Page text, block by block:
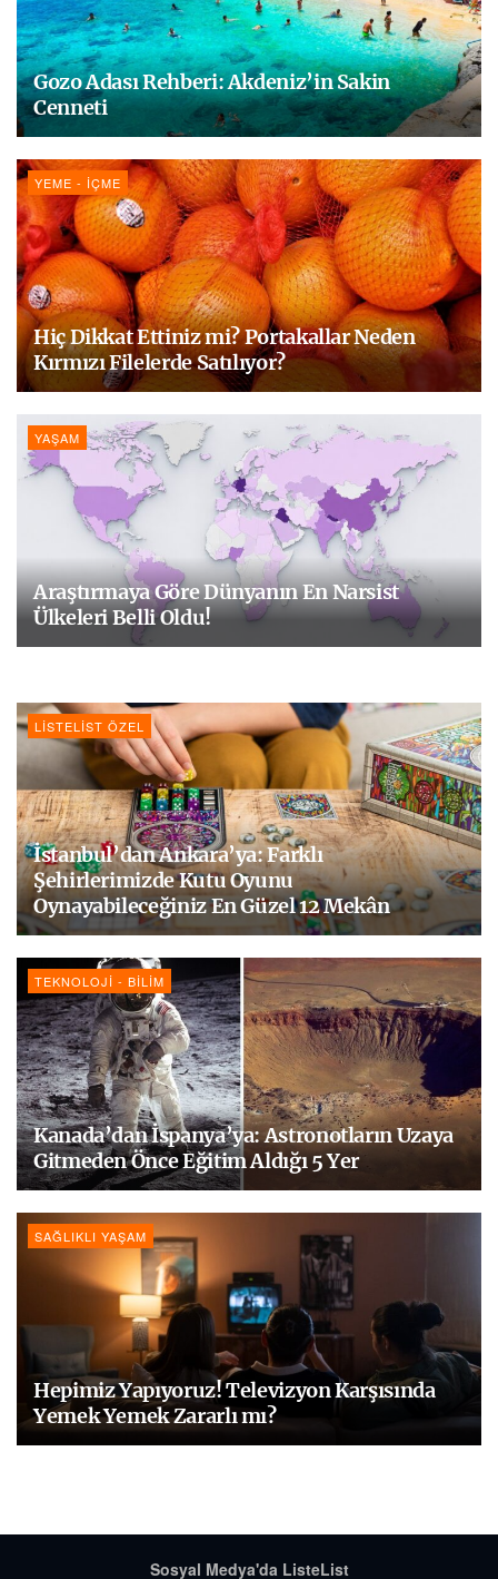
Gozo Adası Rehberi: Akdeniz’in Sakin
Cenneti
YEME - İÇME
Hiç Dikkat Ettiniz mi? Portakallar Neden
Kırmızı Filelerde Satılıyor?
YAŞAM
Araştırmaya Göre Dünyanın En Narsist
Ülkeleri Belli Oldu!
LISTELIST ÖZEL
İstanbul’dan Ankara’ya: Farklı
Şehirlerimizde Kutu Oyunu
Oynayabileceğiniz En Güzel 12 Mekân
TEKNOLOJI - BILIM
Kanada’dan İspanya’ya: Astronotların Uzaya
Gitmeden Önce Eğitim Aldığı 5 Yer
SAĞLIKLI YAŞAM
Hepimiz Yapıyoruz! Televizyon Karşısında
Yemek Yemek Zararlı mı?
Sosyal Medya'da ListeList